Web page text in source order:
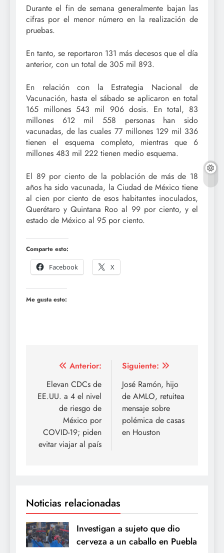
Durante el fin de semana generalmente bajan las
cifras por el menor número en la realización de
pruebas.
En tanto, se reportaron 131 más decesos que el día
anterior, con un total de 305 mil 893.
En relación con la Estrategia Nacional de
Vacunación, hasta el sábado se aplicaron en total
165 millones 543 mil 906 dosis. En total, 83
millones 612 mil 558 personas han sido
vacunadas, de las cuales 77 millones 129 mil 336
tienen el esquema completo, mientras que 6
millones 483 mil 222 tienen medio esquema.
El 89 por ciento de la población de más de 18
años ha sido vacunada, la Ciudad de México tiene
al cien por ciento de esos habitantes inoculados,
Querétaro y Quintana Roo al 99 por ciento, y el
estado de México al 95 por ciento.
Comparte esto:
Facebook
X
Me gusta esto:
Navegación
de
entradas
Anterior:
Elevan CDCs de
EE.UU. a 4 el nivel
de riesgo de
México por
COVID-19; piden
evitar viajar al país
Siguiente:
José Ramón, hijo
de AMLO, retuitea
mensaje sobre
polémica de casas
en Houston
Noticias relacionadas
Investigan a sujeto que dio
cerveza a un caballo en Puebla